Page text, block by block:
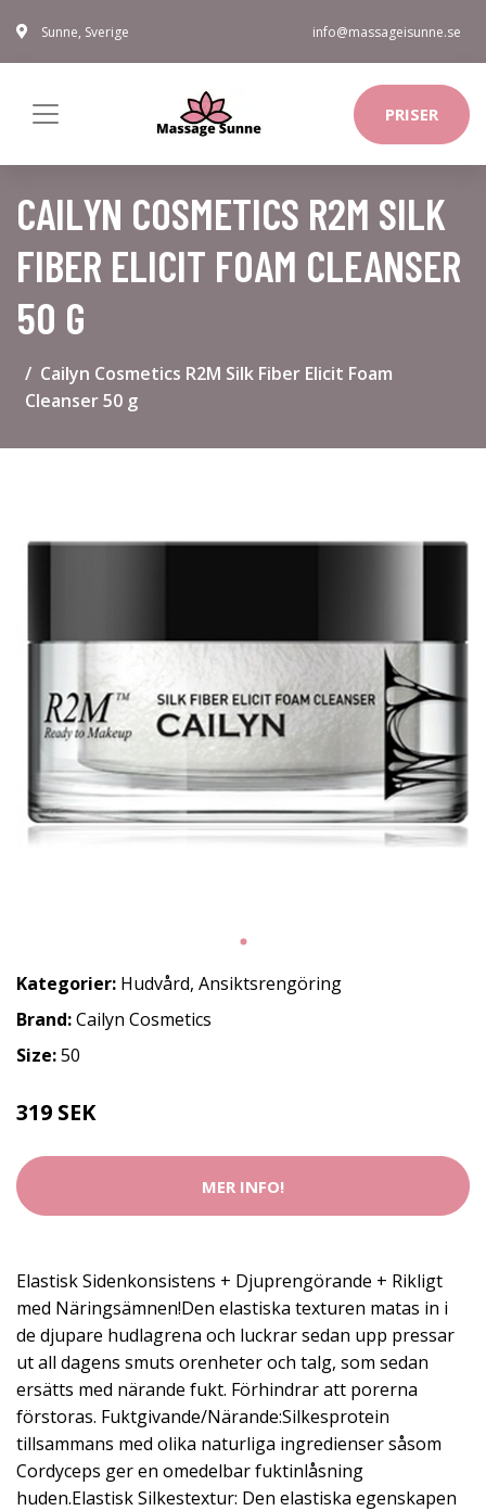
Sunne, Sverige info@massageisunne.se
PRISER
CAILYN COSMETICS R2M SILK
FIBER ELICIT FOAM CLEANSER
50 G
Cailyn Cosmetics R2M Silk Fiber Elicit Foam
Cleanser 50 g
Kategorier: Hudvård, Ansiktsrengöring
Brand:Cailyn Cosmetics
Size:50
319 SEK
MER INFO!
Elastisk Sidenkonsistens + Djuprengörande + Rikligt
med Näringsämnen!Den elastiska texturen matas in i
de djupare hudlagrena och luckrar sedan upp pressar
ut all dagens smuts orenheter och talg, som sedan
ersätts med närande fukt. Förhindrar att porerna
förstoras. Fuktgivande/Närande:Silkesprotein
tillsammans med olika naturliga ingredienser såsom
Cordyceps ger en omedelbar fuktinlåsning
huden.Elastisk Silkestextur: Den elastiska egenskapen